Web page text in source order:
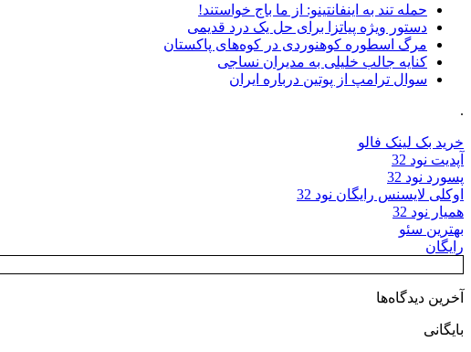
حمله تند به اینفانتینو: از ما باج خواستند!
دستور ویژه پیاتزا برای حل یک درد قدیمی
مرگ اسطوره کوهنوردی در کوه‌های پاکستان
کنایه جالب خلیلی به مدیران نساجی
سوال ترامپ از پوتین درباره ایران
.
خرید بک لینک فالو
آپدیت نود 32
پسورد نود 32
اوکلی لایسنس رایگان نود 32
همیار نود 32
بهترین سئو
رایگان
آخرین دیدگاه‌ها
بایگانی